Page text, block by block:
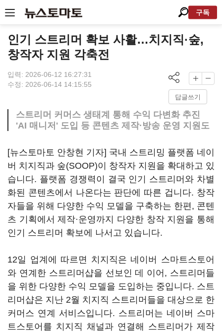
구독
인기 스트리머 확보 사활…치지직·숲,
창작자 지원 각축전
입력: 2026-06-12 16:27:31
수정: 2026-06-14 14:15:55
답글쓰기
스트리머 커머스 생태계 통해 수익 다변화 추진
'AI 매니저' 도입 등 콘텐츠 제작·방송 운영 지원도
[뉴스토마토 안창현 기자] 국내 스트리밍 플랫폼 네이
버 치지직과 숲(SOOP)이 창작자 지원을 확대하고 있
습니다. 플랫폼 경쟁력이 결국 인기 스트리머와 차별
화된 콘텐츠에서 나온다는 판단에 따른 겁니다. 창작
자들을 위해 다양한 수익 모델을 구축하는 한편, 콘텐
츠 기획에서 제작·운영까지 다양한 창작 지원을 통해
인기 스트리머 확보에 나서고 있습니다.
12일 업계에 따르면 치지직은 네이버 스마트스토어
와 연계한 스트리머샵을 선보인 데 이어, 스트리머들
을 위한 다양한 수익 모델을 도입하는 중입니다. 스트
리머샵은 지난 2월 치지직 스트리머들을 대상으로 한
커머스 연계 서비스입니다. 스트리머는 네이버 스마
트스토어를 치지직 채널과 연결해 스트리머가 제작